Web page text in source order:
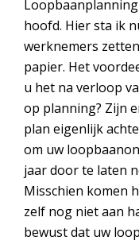
hoofd. Hier sta ik
werknemers
papier. Het
u het na verloop
op planning? Zijn
plan eigenlijk
om uw
jaar door te laten
Misschien komen
zelf nog niet aan
bewust dat uw